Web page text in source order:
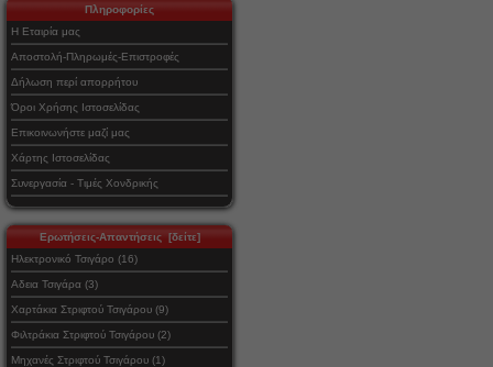
Πληροφορίες
Η Εταιρία μας
Αποστολή-Πληρωμές-Επιστροφές
Δήλωση περί απορρήτου
Όροι Χρήσης Ιστοσελίδας
Επικοινωνήστε μαζί μας
Χάρτης Ιστοσελίδας
Συνεργασία - Τιμές Χονδρικής
Ερωτήσεις-Απαντήσεις [δείτε]
Ηλεκτρονικό Τσιγάρο (16)
Αδεια Τσιγάρα (3)
Χαρτάκια Στριφτού Τσιγάρου (9)
Φιλτράκια Στριφτού Τσιγάρου (2)
Μηχανές Στριφτού Τσιγάρου (1)